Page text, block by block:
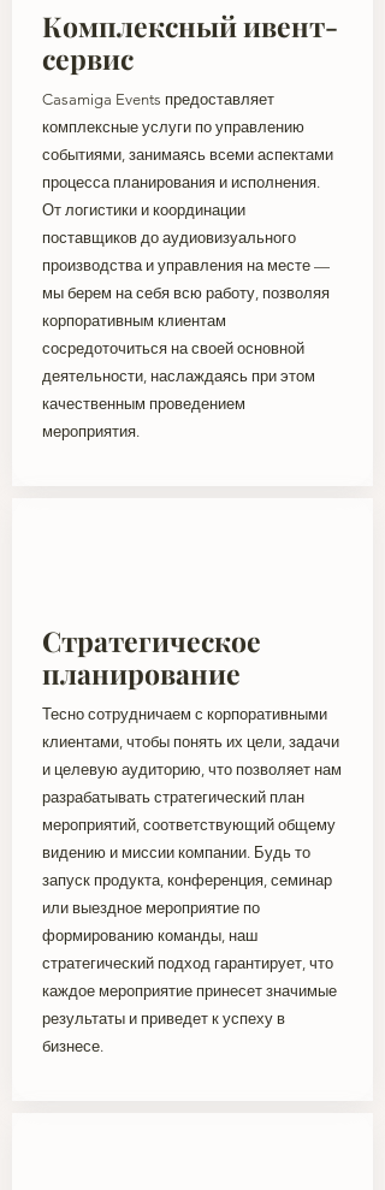
Комплексный ивент-
сервис
Casamiga Events предоставляет
комплексные услуги по управлению
событиями, занимаясь всеми аспектами
процесса планирования и исполнения.
От логистики и координации
поставщиков до аудиовизуального
производства и управления на месте —
мы берем на себя всю работу, позволяя
корпоративным клиентам
сосредоточиться на своей основной
деятельности, наслаждаясь при этом
качественным проведением
мероприятия.
Стратегическое
планирование
Тесно сотрудничаем с корпоративными
клиентами, чтобы понять их цели, задачи
и целевую аудиторию, что позволяет нам
разрабатывать стратегический план
мероприятий, соответствующий общему
видению и миссии компании. Будь то
запуск продукта, конференция, семинар
или выездное мероприятие по
формированию команды, наш
стратегический подход гарантирует, что
каждое мероприятие принесет значимые
результаты и приведет к успеху в
бизнесе.